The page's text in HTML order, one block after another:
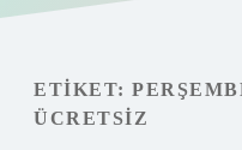
Gizlilik Politikası
Hakkımızda
ETIKET:
ÜCRETSIZ